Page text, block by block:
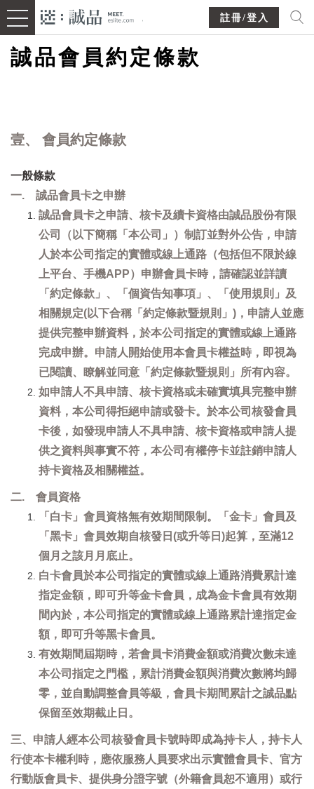
註冊/登入
誠品會員約定條款
壹、 會員約定條款
一般條款
一. 誠品會員卡之申辦
誠品會員卡之申請、核卡及續卡資格由誠品股份有限
公司（以下簡稱「本公司」）制訂並對外公告，申請
人於本公司指定的實體或線上通路（包括但不限於線
上平台、手機APP）申辦會員卡時，請確認並詳讀
「約定條款」、「個資告知事項」、「使用規則」及
相關規定(以下合稱「約定條款暨規則」)，申請人並應
提供完整申辦資料，於本公司指定的實體或線上通路
完成申辦。申請人開始使用本會員卡權益時，即視為
已閱讀、瞭解並同意「約定條款暨規則」所有內容。
如申請人不具申請、核卡資格或未確實填具完整申辦
資料，本公司得拒絕申請或發卡。於本公司核發會員
卡後，如發現申請人不具申請、核卡資格或申請人提
供之資料與事實不符，本公司有權停卡並註銷申請人
持卡資格及相關權益。
二. 會員資格
「白卡」會員資格無有效期間限制。「金卡」會員及
「黑卡」會員效期自核發日(或升等日)起算，至滿12
個月之該月月底止。
白卡會員於本公司指定的實體或線上通路消費累計達
指定金額，即可升等金卡會員，成為金卡會員有效期
間內於，本公司指定的實體或線上通路累計達指定金
額，即可升等黑卡會員。
有效期間屆期時，若會員卡消費金額或消費次數未達
本公司指定之門檻，累計消費金額與消費次數將均歸
零，並自動調整會員等級，會員卡期間累計之誠品點
保留至效期截止日。
三、申請人經本公司核發會員卡號時即成為持卡人，持卡人
行使本卡權利時，應依服務人員要求出示實體會員卡、官方
行動版會員卡、提供身分證字號（外籍會員恕不適用）或行